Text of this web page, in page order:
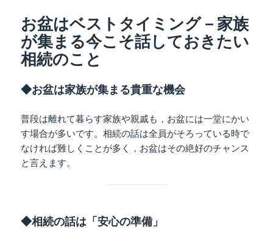
お盆はベストタイミング－家族
が集まる今こそ話しておきたい
相続のこと
◆お盆は家族が集まる貴重な機会
普段は離れて暮らす家族や親戚も，お盆には一堂にかい
す場合が多いです。相続の話は全員がそろっている時で
なければ難しくことが多く，お盆はその絶好のチャンス
と言えます。
◆相続の話は「安心の準備」